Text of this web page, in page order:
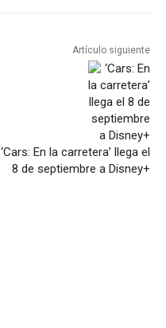
Artículo siguiente
‘Cars: En la carretera’ llega el
8 de septiembre a Disney+